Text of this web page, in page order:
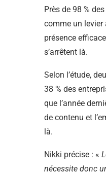
Près de 98 %
comme un levier
présence
s’arrêtent là.
Selon l’étude,
38 % des
que l’année
de contenu et
là.
Nikki précise : «
nécessite donc